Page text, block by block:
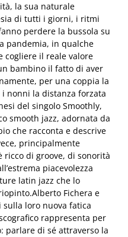
la sua naturale
di tutti i giorni, i ritmi
perdere la bussola su
pandemia, in qualche
cogliere il reale valore
bambino il fatto di aver
per una coppia la
nonni la distanza forzata
del singolo Smoothly,
smooth jazz, adornata da
che racconta e descrive
principalmente
ricco di groove, di sonorità
piacevolezza
latin jazz che lo
Alberto Fichera e
sulla loro nuova fatica
rappresenta per
parlare di sé attraverso la